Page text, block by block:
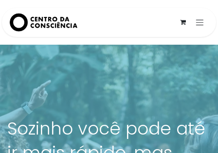
Sozinho você pode até